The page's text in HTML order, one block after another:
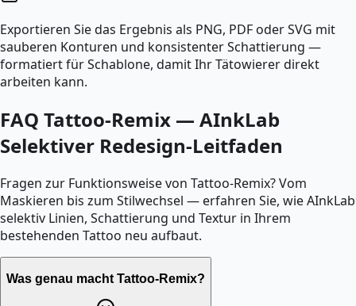
Exportieren Sie das Ergebnis als PNG, PDF oder SVG mit
sauberen Konturen und konsistenter Schattierung —
formatiert für Schablone, damit Ihr Tätowierer direkt
arbeiten kann.
FAQ Tattoo-Remix — AInkLab
Selektiver Redesign-Leitfaden
Fragen zur Funktionsweise von Tattoo-Remix? Vom
Maskieren bis zum Stilwechsel — erfahren Sie, wie AInkLab
selektiv Linien, Schattierung und Textur in Ihrem
bestehenden Tattoo neu aufbaut.
Was genau macht Tattoo-Remix?